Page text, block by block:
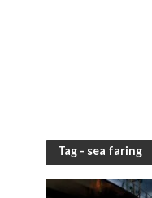
Tag - sea faring